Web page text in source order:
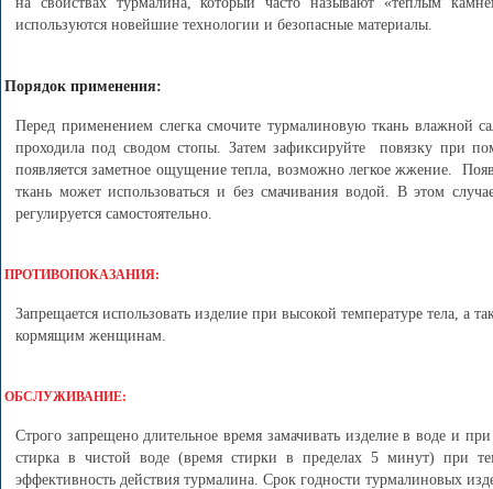
используются новейшие технологии и безопасные материалы.
Порядок применения:
Перед применением слегка смочите турмалиновую ткань влажной
проходила под сводом стопы. Затем зафиксируйте повязку при
появляется заметное ощущение тепла, возможно легкое жжение.
ткань может использоваться и без смачивания водой. В этом
регулируется самостоятельно.
ПРОТИВОПОКАЗАНИЯ:
Запрещается использовать изделие при высокой температуре тела,
кормящим женщинам.
ОБСЛУЖИВАНИЕ:
Строго запрещено длительное время замачивать изделие в воде и
стирка в чистой воде (время стирки в пределах 5 минут) при
эффективность действия турмалина. Срок годности турмалиновых